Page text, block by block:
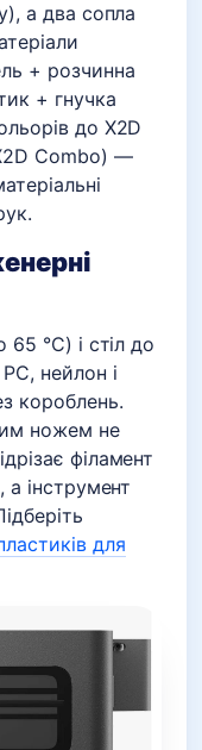
а два сопла
+ розчинна
+ гнучка
до X2D
Combo) —
65 °C) і стіл до
нейлон і
короблень.
ножем не
філамент
а інструмент
для